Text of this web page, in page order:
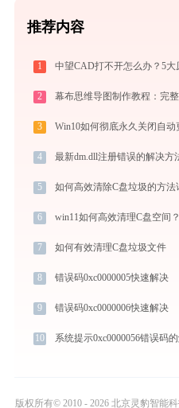
推荐内容
1 中望CAD打不开怎么办？5
2 幕布思维导图制作教程：完
3
4 最新dm.dll注册错误的解决方
5 如何高效清除C盘垃圾的方法
6 win11如何高效清理C盘空间？
7 如何有效清理C盘垃圾文件
8 错误码0xc0000005快速解决
9 错误码0xc0000006快速解决
10 系统提示0xc0000056错误码
版权所有© 2010 - 2026 北京灵豹智能